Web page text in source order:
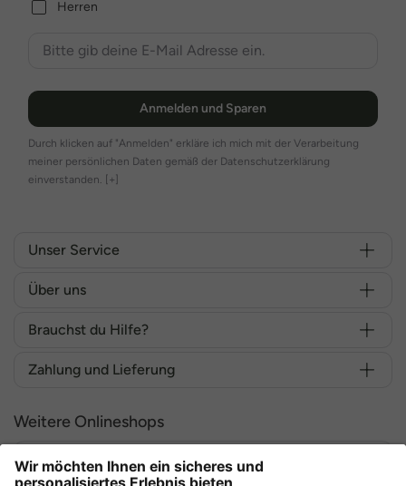
Herren
Anmelden und Sparen
Durch klicken auf "Anmelden" erkläre ich mich mit der Verarbeitung
meiner persönlichen Daten gemäß der Datenschutzerklärung
einverstanden. [+]
Unser Service
Über uns
Brauchst du Hilfe?
Zahlung und Lieferung
Weitere Onlineshops
Deutschland